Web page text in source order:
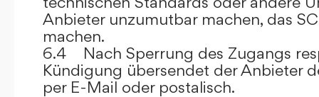
Anbieter unzumutbar machen, das
machen.
6.4 Nach Sperrung des Zugangs
Kündigung übersendet der Anbieter
per E-Mail oder postalisch.